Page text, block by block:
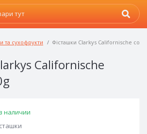
та сухофрукти Фісташки Clarkys Californische
Californische
наличии